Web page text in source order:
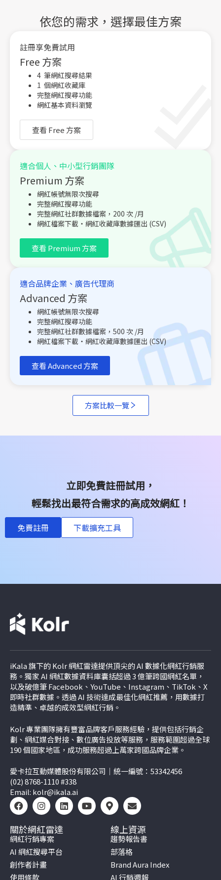
依您的需求，選擇最佳方案
註冊享免費試用
Free 方案
4 筆網紅搜尋結果
1 個網紅收藏庫
完整網紅搜尋功能
網紅基本資料瀏覽
查看 Free 方案
適合個人、中小型行銷團隊
Premium 方案
網紅帳號無限次搜尋
完整網紅搜尋功能
完整網紅社群數據檔案，200 次 /月
網紅檔案下載・網紅收藏庫數據匯出 (CSV)
查看 Premium 方案
適合品牌企業、廣告代理商
Advanced 方案
網紅帳號無限次搜尋
完整網紅搜尋功能
完整網紅社群數據檔案，500 次 /月
網紅檔案下載・網紅收藏庫數據匯出 (CSV)
查看 Advanced 方案
方案比較一覽
立即免費註冊試用，
輕鬆找出最符合需求的高成效網紅！
免費註冊 下載擴充工具
iKala 旗下的 Kolr 網紅雷達提供頂尖的 AI 數據化網紅行銷服
務。獨家 AI 網紅數據資料庫囊括超過 3 億筆跨國網紅名單，
以及破億筆 Facebook、YouTube、Instagram、TikTok、 X
即時社群數據。透過 AI 技術達成最佳化網紅推薦，用數據打
造精準、卓越的成效型網紅行銷。
Kolr 專業團隊擁有豐富品牌客戶服務經驗，提供包括行銷企
劃、網紅媒合對接、數位廣告投放等服務，服務範圍超過全球
190 個國家地區，成功服務超過上萬家跨國品牌企業。
愛卡拉互動媒體股份有限公司｜統一編號：53342456
(02) 8768-1110 #338
Email: kolr@ikala.ai
關於網紅雷達
網紅行銷專案
AI 網紅搜尋平台
創作者計畫
使用條款
線上資源
趨勢報告書
部落格
Brand Aura Index
AI 行銷週報